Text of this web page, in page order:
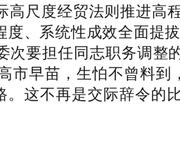
尺度经贸法则推进高
、系统性成效全面提
要担任同志职务调整
早苗，生怕不曾料到
。这不再是交际辞令